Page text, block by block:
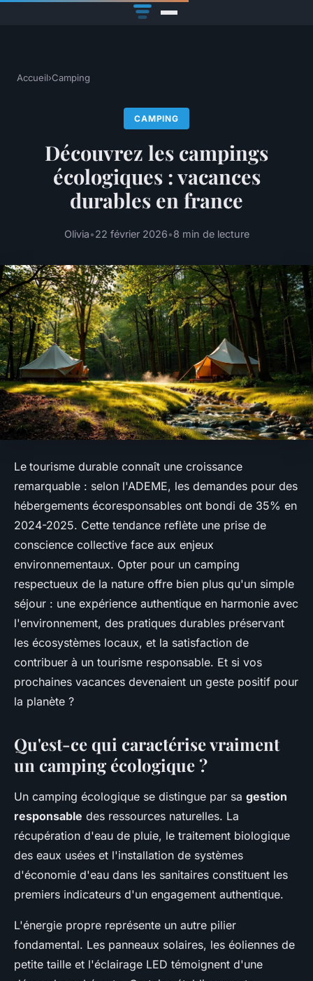
Accueil›Camping
CAMPING
Découvrez les campings
écologiques : vacances
durables en france
Olivia•22 février 2026•8 min de lecture
Le tourisme durable connaît une croissance
remarquable : selon l'ADEME, les demandes pour des
hébergements écoresponsables ont bondi de 35% en
2024-2025. Cette tendance reflète une prise de
conscience collective face aux enjeux
environnementaux. Opter pour un camping
respectueux de la nature offre bien plus qu'un simple
séjour : une expérience authentique en harmonie avec
l'environnement, des pratiques durables préservant
les écosystèmes locaux, et la satisfaction de
contribuer à un tourisme responsable. Et si vos
prochaines vacances devenaient un geste positif pour
la planète ?
Qu'est-ce qui caractérise vraiment
un camping écologique ?
Un camping écologique se distingue par sa gestion
responsable des ressources naturelles. La
récupération d'eau de pluie, le traitement biologique
des eaux usées et l'installation de systèmes
d'économie d'eau dans les sanitaires constituent les
premiers indicateurs d'un engagement authentique.
L'énergie propre représente un autre pilier
fondamental. Les panneaux solaires, les éoliennes de
petite taille et l'éclairage LED témoignent d'une